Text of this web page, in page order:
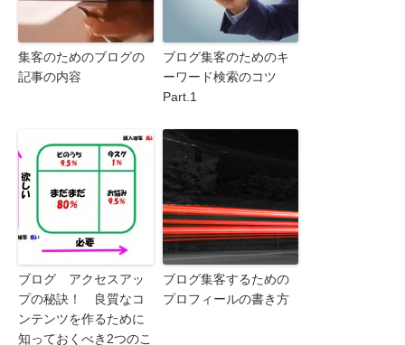
集客のためのブログの
記事の内容
ブログ集客のためのキ
ーワード検索のコツ
Part.1
ブログ アクセスアッ
プの秘訣！ 良質なコ
ンテンツを作るために
知っておくべき2つのこ
ブログ集客するための
プロフィールの書き方